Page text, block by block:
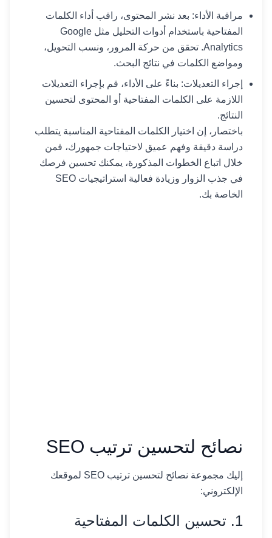
مراقبة الأداء: بعد نشر المحتوى، راقب أداء الكلمات
المفتاحية باستخدام أدوات التحليل مثل Google
Analytics. تحقق من حركة المرور، ونسب التحويل،
ومواضع الكلمات في نتائج البحث.
إجراء التعديلات: بناءً على الأداء، قم بإجراء التعديلات
اللازمة على الكلمات المفتاحية أو المحتوى لتحسين
النتائج.
باختصار، إن اختيار الكلمات المفتاحية المناسبة يتطلب
دراسة دقيقة وفهم عميق لاحتياجات جمهورك، فمن
خلال اتباع الخطوات المذكورة، يمكنك تحسين فرصك
في جذب الزوار وزيادة فعالية استراتيجيات SEO
الخاصة بك.
نصائح لتحسين ترتيب SEO
إليك مجموعة نصائح لتحسين ترتيب SEO لموقعك
الإلكتروني:
1. تحسين الكلمات المفتاحية